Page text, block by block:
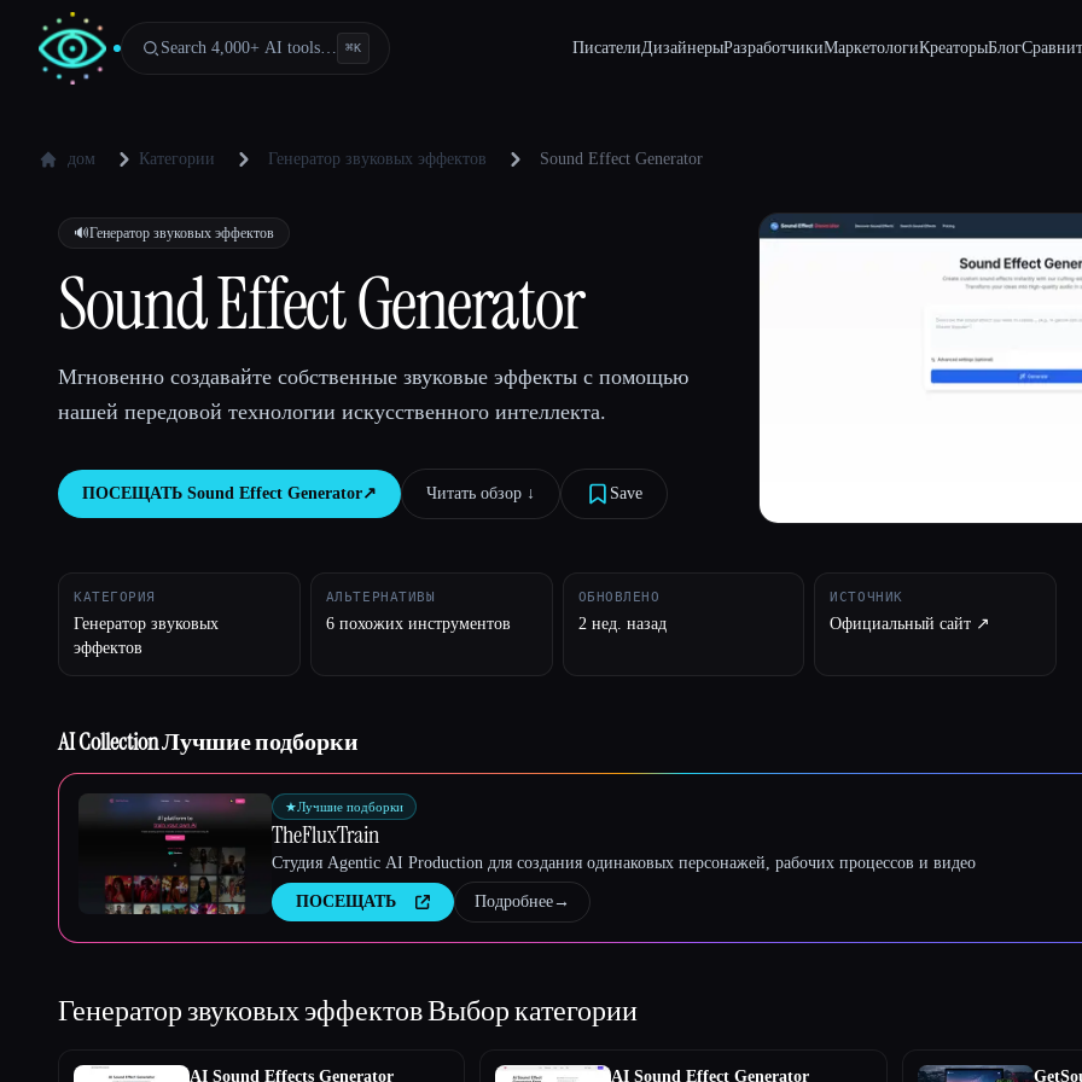
Search 4,000+ AI tools… ⌘K ПисателиДизайнерыРазработчикиМаркетологиКреаторыБлог
дом Категории Генератор звуковых эффектов Sound Effect Generator
🔊Генератор звуковых эффектов
Sound Effect Generator
Мгновенно создавайте собственные звуковые эффекты с помощью
нашей передовой технологии искусственного интеллекта.
ПОСЕЩАТЬ Sound Effect Generator↗︎ Читать обзор ↓︎ Save
КАТЕГОРИЯ
Генератор звуковых
эффектов
АЛЬТЕРНАТИВЫ
6 похожих инструментов
ОБНОВЛЕНО
2 нед. назад
ИСТОЧНИК
Официальный сайт ↗︎
AI Collection Лучшие подборки
★Лучшие подборки
TheFluxTrain
Студия Agentic AI Production для создания одинаковых персонажей, рабочих процессов и видео
ПОСЕЩАТЬ Подробнее→
Генератор звуковых эффектовВыбор категории
AI Sound Effects Generator AI Sound Effect Generator